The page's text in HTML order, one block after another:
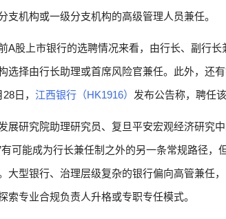
支机构或一级分支机构的高级管理人员兼任。
A股上市银行的选聘情况来看，由行长、副行
选择由行长助理或首席风险官兼任。此外，还
日， 江西银行（HK1916） 发布公告称，聘任
展研究院助理研究员、复旦平安宏观经济研究
有可能成为行长兼任制之外的另一条常规路径
大型银行、治理层级复杂的银行偏向高管兼任
索专业合规负责人升格或专职专任模式。